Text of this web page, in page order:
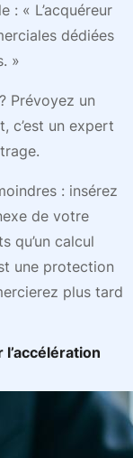
: « L’acquéreur
dédiées
»
Prévoyez un
c’est un expert
: insérez
de votre
qu’un calcul
une protection
plus tard